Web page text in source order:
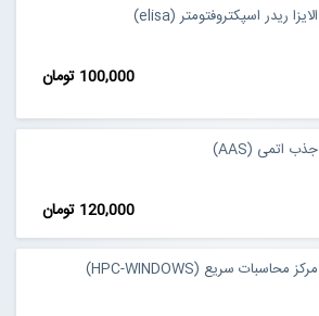
الایزا ریدر اسپکتروفتومتر (elisa)
100,000 تومان
جذب اتمی (AAS)
120,000 تومان
مرکز محاسبات سریع (HPC-WINDOWS)